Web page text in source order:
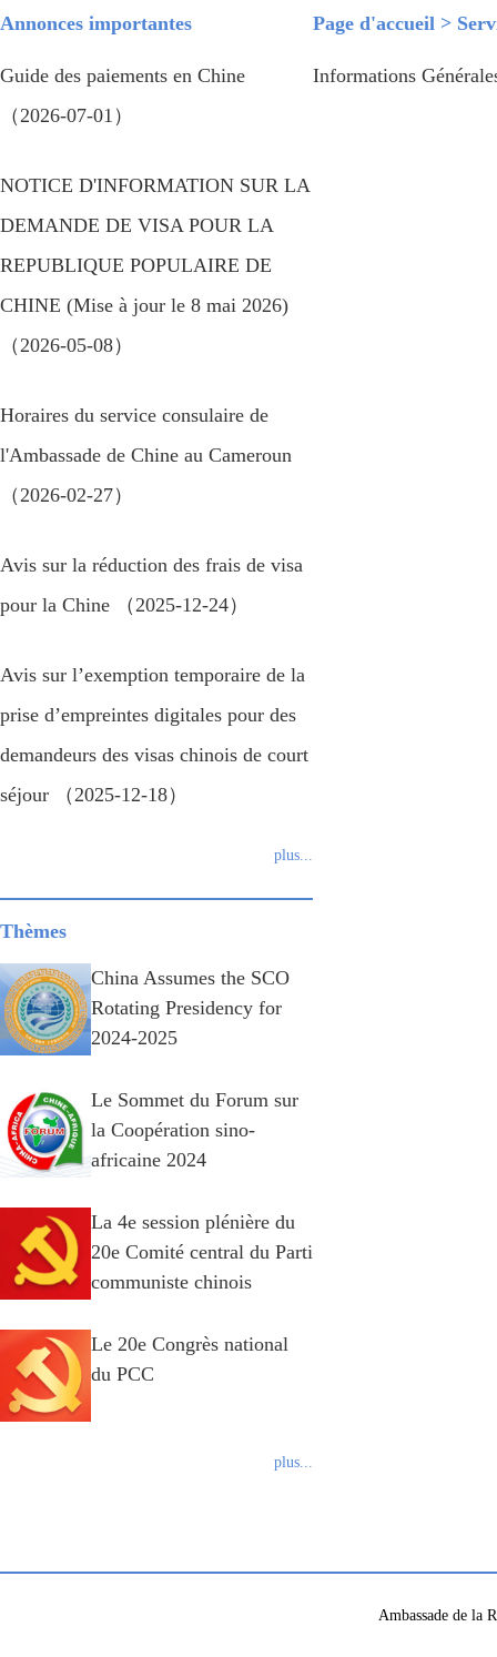
Annonces importantes
Guide des paiements en Chine
（2026-07-01）
NOTICE D'INFORMATION SUR LA
DEMANDE DE VISA POUR LA
REPUBLIQUE POPULAIRE DE
CHINE (Mise à jour le 8 mai 2026)
（2026-05-08）
Horaires du service consulaire de
l'Ambassade de Chine au Cameroun
（2026-02-27）
Avis sur la réduction des frais de visa
pour la Chine （2025-12-24）
Avis sur l’exemption temporaire de la
prise d’empreintes digitales pour des
demandeurs des visas chinois de court
séjour （2025-12-18）
plus...
Thèmes
China Assumes the SCO
Rotating Presidency for
2024-2025
Le Sommet du Forum sur
la Coopération sino-
africaine 2024
La 4e session plénière du
20e Comité central du Parti
communiste chinois
Le 20e Congrès national
du PCC
plus...
Page d'accueil >
Informations
Ambassade de la